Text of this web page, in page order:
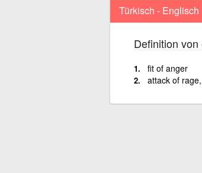
Türkisch - Englisch
Definition von
fit of anger
attack of